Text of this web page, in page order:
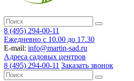
8 (495) 294-00-11
Ежедневно с 10.00 до 17.30
E-mail: info@martin-sad.ru
Адреса садовых центров
8 (495) 294-00-11 Заказать звонок